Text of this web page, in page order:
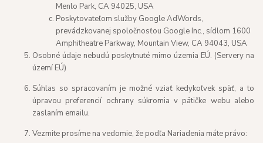
Menlo Park, CA 94025, USA
Poskytovateľom služby Google AdWords,
prevádzkovanej spoločnosťou Google Inc., sídlom 1600
Amphitheatre Parkway, Mountain View, CA 94043, USA
Osobné údaje nebudú poskytnuté mimo územia EÚ. (Servery na
území EÚ)
Súhlas so spracovaním je možné vziať kedykoľvek späť, a to
úpravou preferencií ochrany súkromia v pätičke webu alebo
zaslaním emailu.
Vezmite prosíme na vedomie, že podľa Nariadenia máte právo: